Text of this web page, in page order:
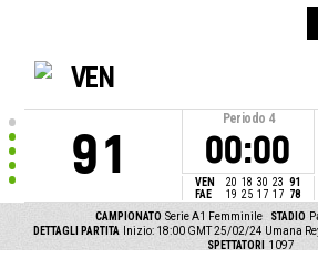
VEN
91
Periodo 4
00:00
VEN 20 18 30 23 91
FAE
19 25 17 17 78
CAMPIONATO Serie A1 Femminile STADIO
DETTAGLI PARTITA
Inizio: 18:00 GMT 25/02/24 Umana
SPETTATORI
1097